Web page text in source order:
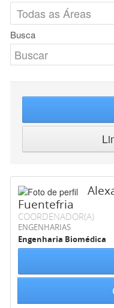
Busca
Fuentefria
COORDENADOR(A)
ENGENHARIAS
Engenharia Biomédica